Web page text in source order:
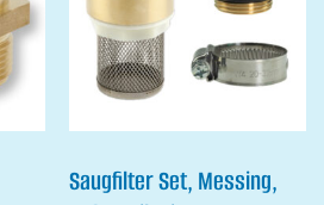
Saugfilter Set, Messing,